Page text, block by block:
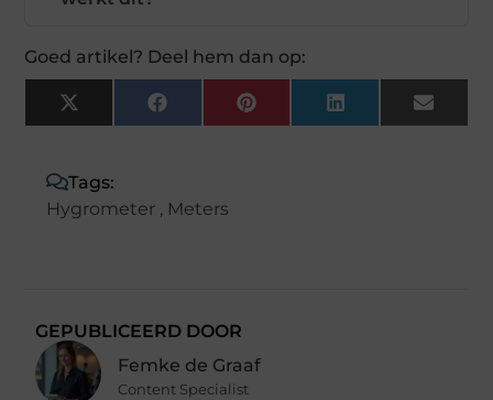
Goed artikel? Deel hem dan op:
X
(Twitter)
FacebookPinterestLinkedIn Email
Tags:
Hygrometer , Meters
GEPUBLICEERD DOOR
Femke de Graaf
Content Specialist